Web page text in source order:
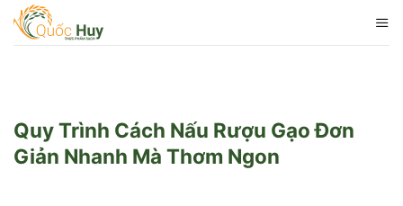
Skip
Quy Trình Cách Nấu Rượu Gạo Đơn
Giản Nhanh Mà Thơm Ngon